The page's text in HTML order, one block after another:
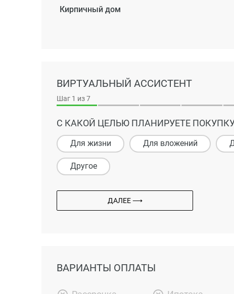
Кирпичный дом
ВИРТУАЛЬНЫЙ АССИСТЕНТ
Шаг 1 из 7
С КАКОЙ ЦЕЛЬЮ ПЛАНИРУЕТЕ
Для жизни Для вложений
Другое
ДАЛЕЕ ⟶
ВАРИАНТЫ ОПЛАТЫ